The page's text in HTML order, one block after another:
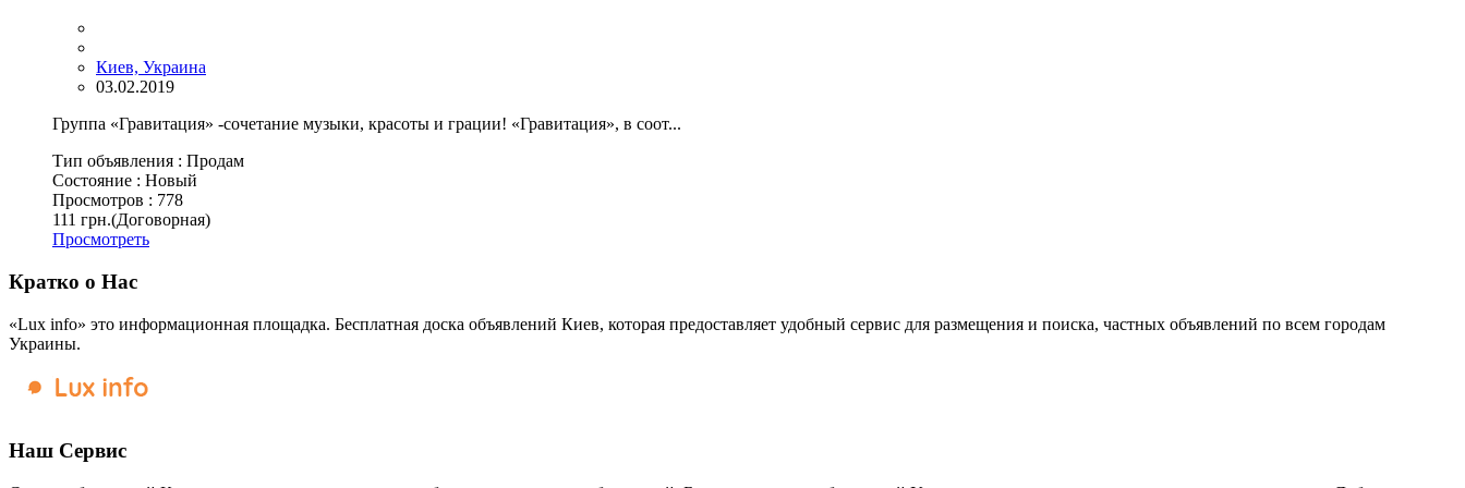
Киев, Украина
03.02.2019
Группа «Гравитация» -сочетание музыки, красоты и грации! «Гравитация», в соот...
Тип объявления : Продам
Состояние : Новый
Просмотров : 778
111 грн.(Договорная)
Просмотреть
Кратко о Нас
«Lux info» это информационная площадка. Бесплатная доска объявлений Киев, которая предоставляет удобный сервис для размещения и поиска, частных объявлений по всем городам
Украины.
Наш Сервис